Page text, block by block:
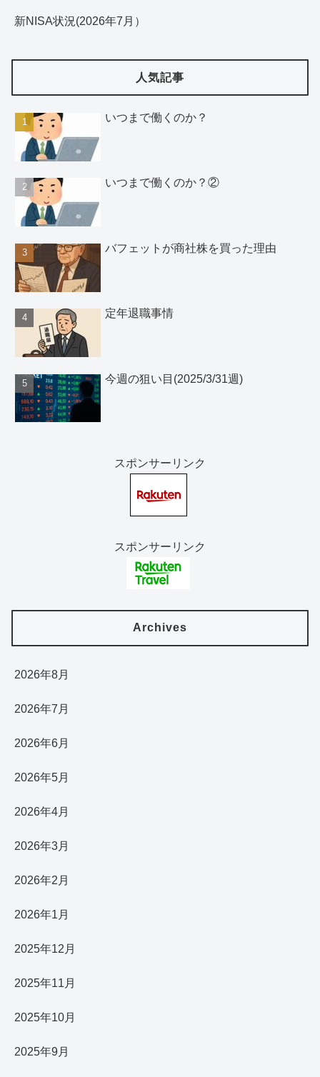
新NISA状況(2026年7月）
人気記事
いつまで働くのか？
いつまで働くのか？②
バフェットが商社株を買った理由
定年退職事情
今週の狙い目(2025/3/31週)
スポンサーリンク
スポンサーリンク
Archives
2026年8月
2026年7月
2026年6月
2026年5月
2026年4月
2026年3月
2026年2月
2026年1月
2025年12月
2025年11月
2025年10月
2025年9月